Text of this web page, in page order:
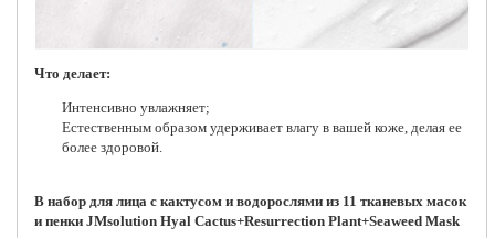
Что делает:
Интенсивно увлажняет;
Естественным образом удерживает влагу в вашей коже, делая ее
более здоровой.
В набор для лица с кактусом и водорослями из 11 тканевых масок
и пенки JMsolution Hyal Cactus+Resurrection Plant+Seaweed Mask